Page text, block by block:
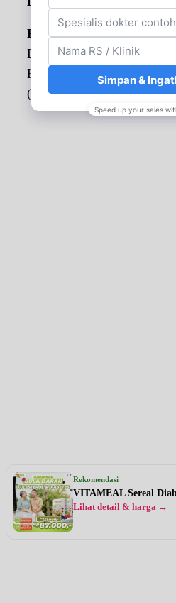
Pondok Indah Puri Indah
Blok S-2, Jalan Puri Indah,
Kembangan Selatan, ,
(021) 25695200Lihat di
Rekomendasi
VITAMEAL Sereal
Lihat detail & harga →